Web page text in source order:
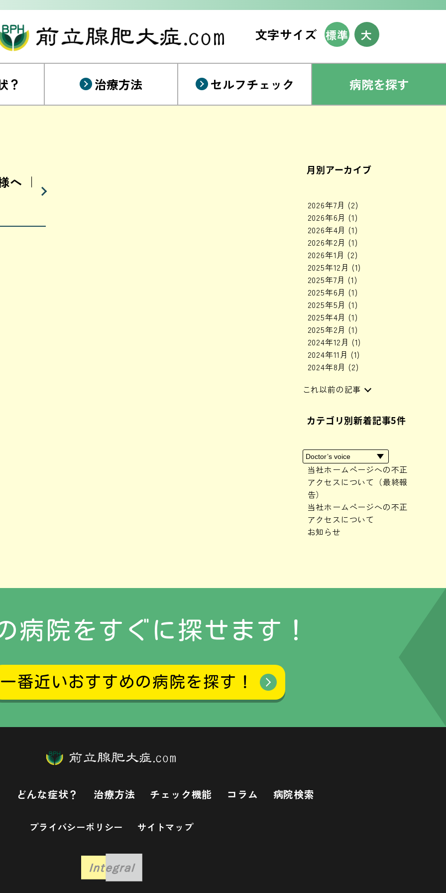
文字サイズ 標準 大
？ 治療方法 セルフチェック 病院を探す
へ ｜
月別アーカイブ
2026年7月 (2)
2026年6月 (1)
2026年4月 (1)
2026年2月 (1)
2026年1月 (2)
2025年12月 (1)
2025年7月 (1)
2025年6月 (1)
2025年5月 (1)
2025年4月 (1)
2025年2月 (1)
2024年12月 (1)
2024年11月 (1)
2024年8月 (2)
これ以前の記事
2024年4月(1)
2024年2月(3)
2024年1月(2)
2023年10月(1)
2023年9月 (1)
2023年8月
2023年7月(1)
2023年6月 (3)
2023年5月
2022年12月(4)
カテゴリ別新着記事5件
当社ホームページへの不正
アクセスについて（最終報
告）
当社ホームページへの不正
アクセスについて
お知らせ
病院をすぐに探せます！
一番近いおすすめの病院を探す！
どんな症状？ 治療方法 チェック機能 コラム 病院検索
プライバシーポリシー サイトマップ